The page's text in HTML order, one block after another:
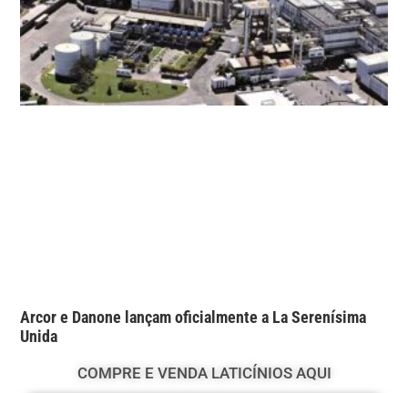
Arcor e Danone lançam oficialmente a La Serenísima
Unida
COMPRE E VENDA LATICÍNIOS AQUI